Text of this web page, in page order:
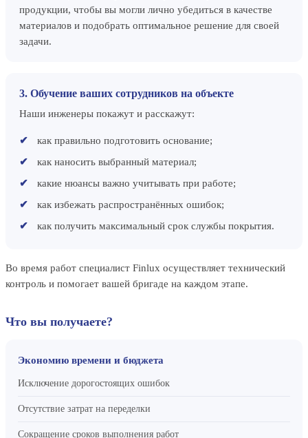
продукции, чтобы вы могли лично убедиться в качестве
материалов и подобрать оптимальное решение для своей
задачи.
3. Обучение ваших сотрудников на объекте
Наши инженеры покажут и расскажут:
как правильно подготовить основание;
как наносить выбранный материал;
какие нюансы важно учитывать при работе;
как избежать распространённых ошибок;
как получить максимальный срок службы покрытия.
Во время работ специалист Finlux осуществляет технический
контроль и помогает вашей бригаде на каждом этапе.
Что вы получаете?
Экономию времени и бюджета
Исключение дорогостоящих ошибок
Отсутствие затрат на переделки
Сокращение сроков выполнения работ